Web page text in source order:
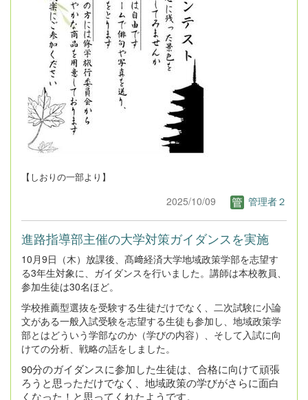
【しおりの一部より】
2025/10/09 管理者２
進路指導部主催の大学対策ガイダンスを実施
10月9日（木）放課後、髙﨑経済大学地域政策学部を志望す
る3年生対象に、ガイダンスを行いました。講師は本校教員、
参加生徒は30名ほど。
学校推薦型選抜を受験する生徒だけでなく、二次試験に小論
文がある一般入試受験を志望する生徒も参加し、地域政策学
部とはどういう学部なのか（学びの内容）、そして入試に向
けての分析、戦略の話をしました。
90分のガイダンスに参加した生徒は、合格に向けて頑張
ろうと思っただけでなく、地域政策の学びがさらに面白
くなった！と思ってくれたようです。